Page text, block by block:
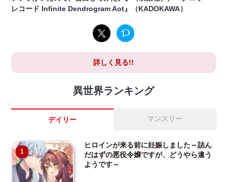
レコード Infinite Dendrogram Aot』（KADOKAWA）
詳しく見る!!
異世界ランキング
デイリー マンスリー
1
ヒロインが来る前に妊娠しました～詰ん
だはずの悪役令嬢ですが、どうやら違う
ようです～